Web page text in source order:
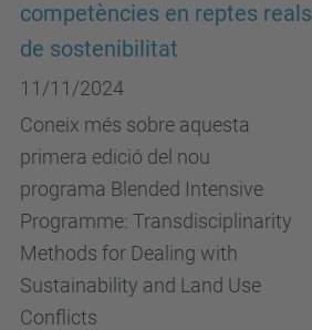
competències en reptes reals
de sostenibilitat
11/11/2024
Coneix més sobre aquesta
primera edició del nou
programa Blended Intensive
Programme: Transdisciplinarity
Methods for Dealing with
Sustainability and Land Use
Conflicts